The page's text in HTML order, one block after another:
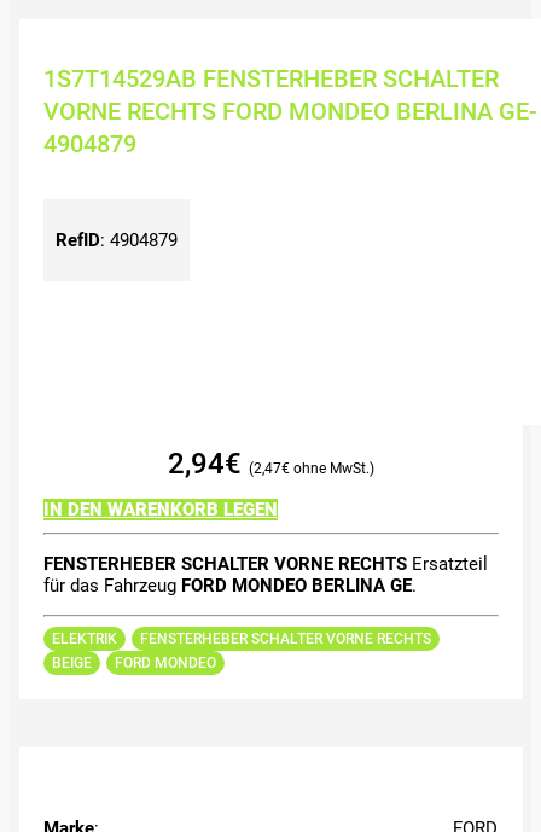
1S7T14529AB FENSTERHEBER SCHALTER
VORNE RECHTS FORD MONDEO BERLINA GE-
4904879
RefID: 4904879
2,94€ 2,47€
IN DEN WARENKORB LEGEN
FENSTERHEBER SCHALTER VORNE RECHTSErsatzteil
für das Fahrzeug FORD MONDEO BERLINA GE.
ELEKTRIK
FENSTERHEBER SCHALTER VORNE RECHTS
BEIGE
FORD MONDEO